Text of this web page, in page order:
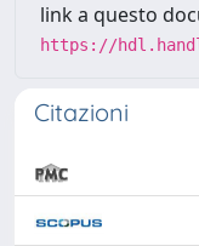
link a questo
https://
Citazioni